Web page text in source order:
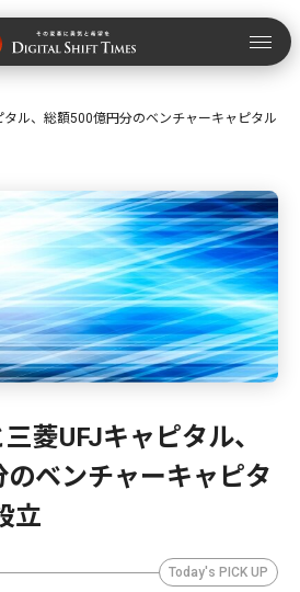
タル、総額500億円分のベンチャーキャピタル
菱UFJキャピタル、
ベンチャーキャピタ
立
Today's PICK UP